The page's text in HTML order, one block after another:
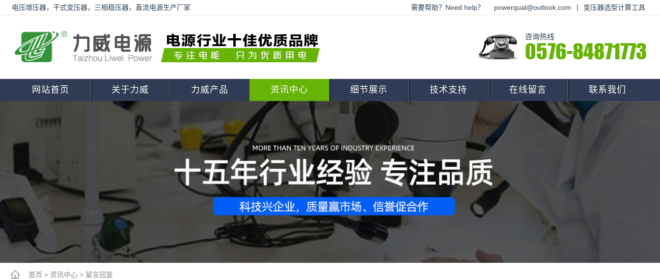
电压增压器，干式变压器，三相稳压器，直流电源生产厂家 需要帮助？Need help？ powerqual@outlook.com 变压器选型计算工具
咨询热线
0576-84871773
网站首页 关于力威 力威产品 资讯中心 细节展示 技术支持 在线留言 联系我们
首页 > 资讯中心 > 留言回复